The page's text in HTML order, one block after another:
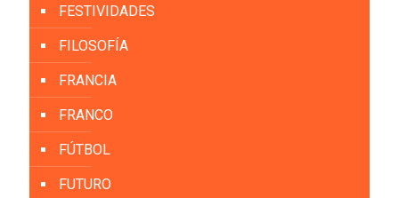
FESTIVIDADES
FILOSOFÍA
FRANCIA
FRANCO
FÚTBOL
FUTURO